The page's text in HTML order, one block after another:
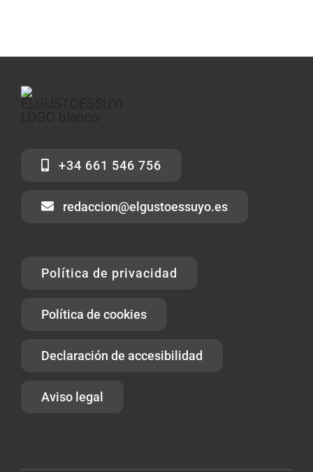
+34 661 546 756
redaccion@elgustoessuyo.es
Política de privacidad
Política de cookies
Declaración de accesibilidad
Aviso legal